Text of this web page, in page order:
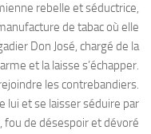
rebelle et séductrice,
de tabac où elle
Don José, chargé de la
et la laisse s’échapper.
les contrebandiers.
lui et se laisser séduire par
fou de désespoir et dévoré